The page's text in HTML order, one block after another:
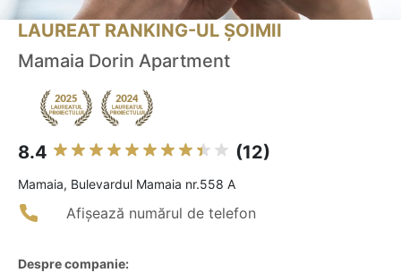
LAUREAT RANKING-UL ȘOIMII
Mamaia Dorin Apartment
8.4 (12)
Mamaia, Bulevardul Mamaia nr.558 A
Afișează numărul de telefon
Despre companie: